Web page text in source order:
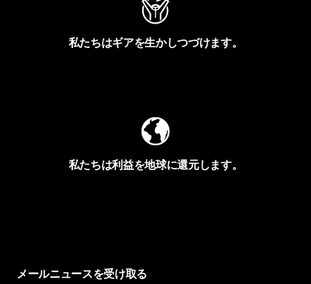
私たちはギアを生かしつづけます。
私たちは利益を地球に還元します。
メールニュースを受け取る